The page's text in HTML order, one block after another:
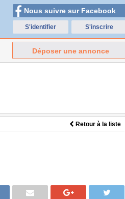
Nous suivre sur Facebook
S'identifier S'inscrire
Déposer une annonce
Retour à la liste